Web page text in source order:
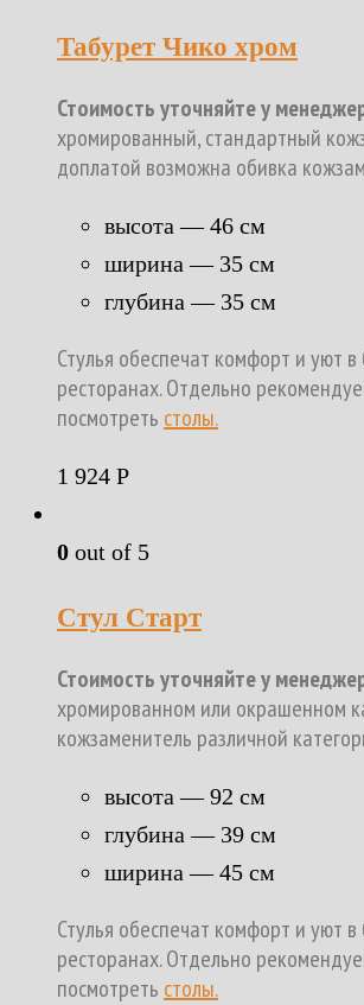
Табурет Чико хром
Стоимость уточняйте у
хромированный, стандартный
доплатой возможна обивка
высота — 46 см
ширина — 35 см
глубина — 35 см
Стулья обеспечат комфорт и уют
ресторанах. Отдельно
посмотреть столы.
1 924 Р
0 out of 5
Стул Старт
Стоимость уточняйте у
хромированном или окрашенном
кожзаменитель различной
высота — 92 см
глубина — 39 см
ширина — 45 см
Стулья обеспечат комфорт и уют
ресторанах. Отдельно
посмотреть столы.